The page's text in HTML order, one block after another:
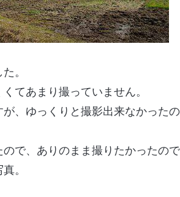
。
てあまり撮っていません。
、ゆっくりと撮影出来なかった
で、ありのまま撮りたかったので
。